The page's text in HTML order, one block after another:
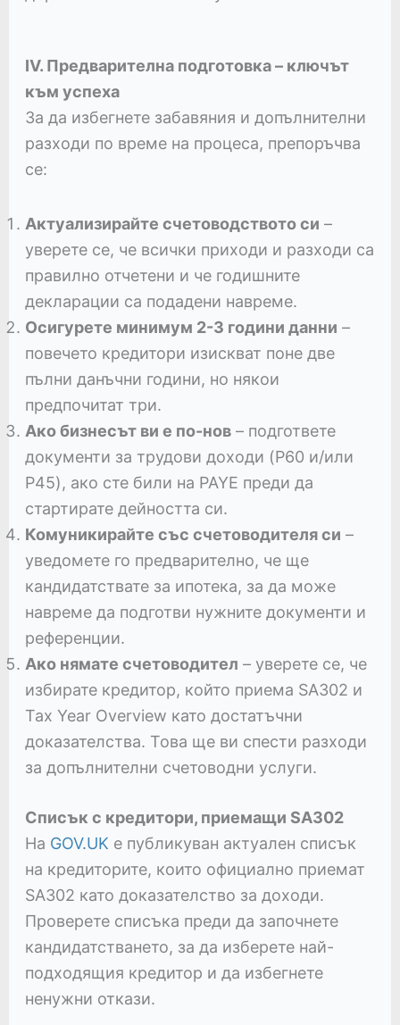
IV. Предварителна подготовка – ключът
към успеха
За да избегнете забавяния и допълнителни
разходи по време на процеса, препоръчва
се:
Актуализирайте счетоводството си –
уверете се, че всички приходи и разходи са
правилно отчетени и че годишните
декларации са подадени навреме.
Осигурете минимум 2-3 години данни –
повечето кредитори изискват поне две
пълни данъчни години, но някои
предпочитат три.
Ако бизнесът ви е по-нов– подгответе
документи за трудови доходи (P60 и/или
P45), ако сте били на PAYE преди да
стартирате дейността си.
Комуникирайте със счетоводителя си –
уведомете го предварително, че ще
кандидатствате за ипотека, за да може
навреме да подготви нужните документи и
референции.
Ако нямате счетоводител – уверете се, че
избирате кредитор, който приема SA302 и
Tax Year Overview като достатъчни
доказателства. Това ще ви спести разходи
за допълнителни счетоводни услуги.
Списък с кредитори, приемащи SA302
На GOV.UK е публикуван актуален списък
на кредиторите, които официално приемат
SA302 като доказателство за доходи.
Проверете списъка преди да започнете
кандидатстването, за да изберете най-
подходящия кредитор и да избегнете
ненужни откази.